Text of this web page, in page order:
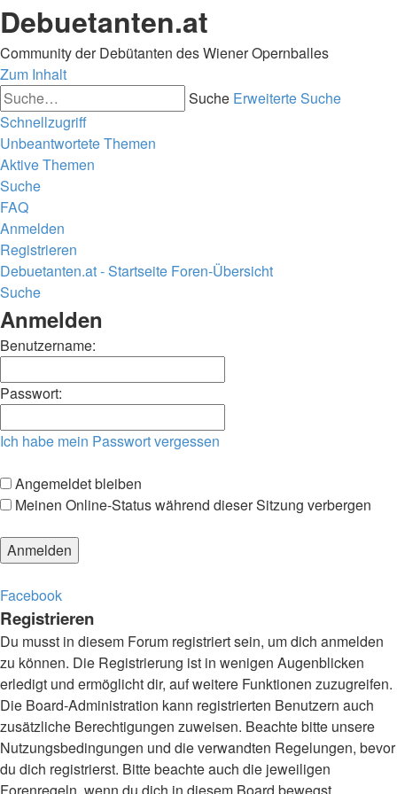
Debuetanten.at
Community der Debütanten des Wiener Opernballes
Zum Inhalt
Suche Erweiterte Suche
Schnellzugriff
Unbeantwortete Themen
Aktive Themen
Suche
FAQ
Anmelden
Registrieren
Debuetanten.at - Startseite Foren-Übersicht
Suche
Anmelden
Benutzername:
Passwort:
Ich habe mein Passwort vergessen
Angemeldet bleiben
Meinen Online-Status während dieser Sitzung verbergen
Facebook
Registrieren
Du musst in diesem Forum registriert sein, um dich anmelden
zu können. Die Registrierung ist in wenigen Augenblicken
erledigt und ermöglicht dir, auf weitere Funktionen zuzugreifen.
Die Board-Administration kann registrierten Benutzern auch
zusätzliche Berechtigungen zuweisen. Beachte bitte unsere
Nutzungsbedingungen und die verwandten Regelungen, bevor
du dich registrierst. Bitte beachte auch die jeweiligen